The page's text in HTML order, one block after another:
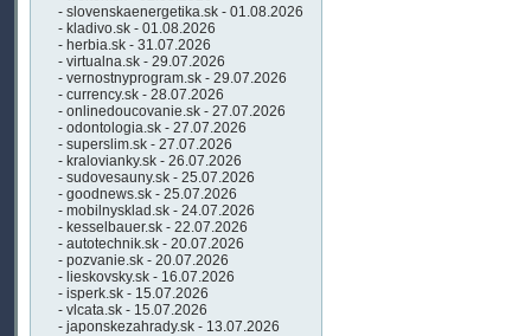
- slovenskaenergetika.sk - 01.08.2026
- kladivo.sk - 01.08.2026
- herbia.sk - 31.07.2026
- virtualna.sk - 29.07.2026
- vernostnyprogram.sk - 29.07.2026
- currency.sk - 28.07.2026
- onlinedoucovanie.sk - 27.07.2026
- odontologia.sk - 27.07.2026
- superslim.sk - 27.07.2026
- kralovianky.sk - 26.07.2026
- sudovesauny.sk - 25.07.2026
- goodnews.sk - 25.07.2026
- mobilnysklad.sk - 24.07.2026
- kesselbauer.sk - 22.07.2026
- autotechnik.sk - 20.07.2026
- pozvanie.sk - 20.07.2026
- lieskovsky.sk - 16.07.2026
- isperk.sk - 15.07.2026
- vlcata.sk - 15.07.2026
- japonskezahrady.sk - 13.07.2026